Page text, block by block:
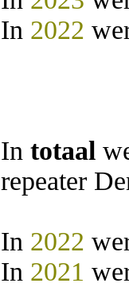
In 2022
In totaal
repeater
In 2022
In 2021